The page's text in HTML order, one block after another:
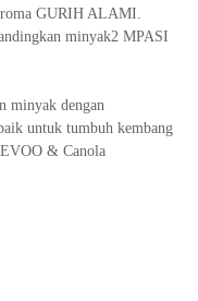
GURIH ALAMI.
minyak2 MPASI
minyak dengan
untuk tumbuh kembang
& Canola